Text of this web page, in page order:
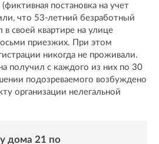
постановка на учет
что 53-летний безработный
своей квартире на улице
приезжих. При этом
никогда не проживали.
получил с каждого из них по 30
подозреваемого возбуждено
организации нелегальной
дома 21 по